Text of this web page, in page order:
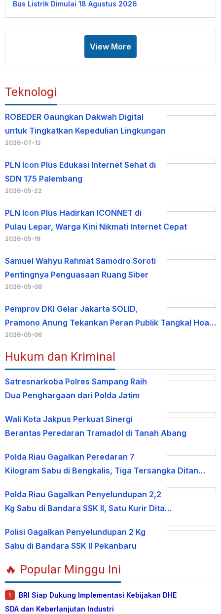
Bus Listrik Dimulai 18 Agustus 2026
View More
Teknologi
ROBEDER Gaungkan Dakwah Digital
untuk Tingkatkan Kepedulian Lingkungan
2026-07-12
PLN Icon Plus Edukasi Internet Sehat di
SDN 175 Palembang
2026-05-22
PLN Icon Plus Hadirkan ICONNET di
Pulau Lepar, Warga Kini Nikmati Internet Cepat
2026-05-19
Samuel Wahyu Rahmat Samodro Soroti
Pentingnya Penguasaan Ruang Siber
2026-05-08
Pemprov DKI Gelar Jakarta SOLID,
Pramono Anung Tekankan Peran Publik Tangkal Hoa…
2026-05-06
Hukum dan Kriminal
Satresnarkoba Polres Sampang Raih
Dua Penghargaan dari Polda Jatim
Wali Kota Jakpus Perkuat Sinergi
Berantas Peredaran Tramadol di Tanah Abang
Polda Riau Gagalkan Peredaran 7
Kilogram Sabu di Bengkalis, Tiga Tersangka Ditan…
Polda Riau Gagalkan Penyelundupan 2,2
Kg Sabu di Bandara SSK II, Satu Kurir Dita…
Polisi Gagalkan Penyelundupan 2 Kg
Sabu di Bandara SSK II Pekanbaru
🔥 Popular Minggu Ini
1
BRI Siap Dukung Implementasi Kebijakan DHE
SDA dan Keberlanjutan Industri